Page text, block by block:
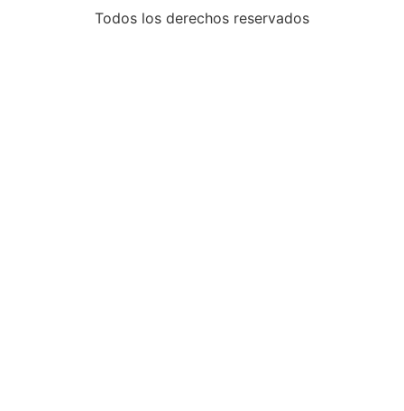
Todos los derechos reservados